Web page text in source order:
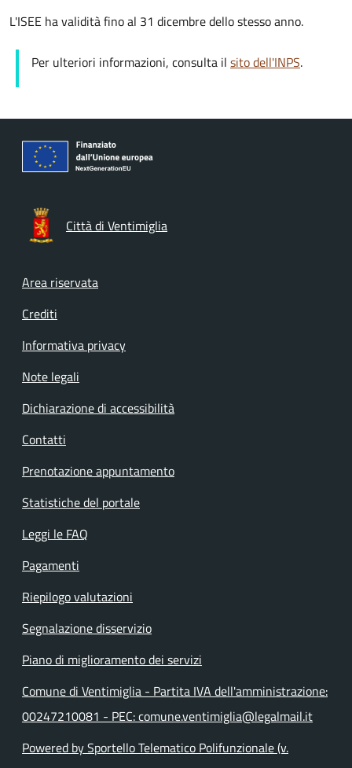
L'ISEE ha validità fino al 31 dicembre dello stesso anno.
Per ulteriori informazioni, consulta il sito dell'INPS.
Città di Ventimiglia
Footer menu
Area riservata
Crediti
Informativa privacy
Note legali
Dichiarazione di accessibilità
Contatti
Prenotazione appuntamento
Statistiche del portale
Leggi le FAQ
Pagamenti
Riepilogo valutazioni
Segnalazione disservizio
Piano di miglioramento dei servizi
Comune di Ventimiglia - Partita IVA dell'amministrazione:
00247210081 - PEC: comune.ventimiglia@legalmail.it
Powered by Sportello Telematico Polifunzionale (v.